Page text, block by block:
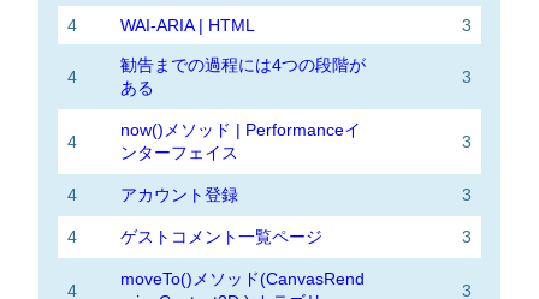
4 WAI-ARIA | HTML 3
4
勧告までの過程には4つの段階が
ある
3
4
now()メソッド | Performanceイ
ンターフェイス
3
4 アカウント登録 3
4 ゲストコメント一覧ページ 3
4
moveTo()メソッド(CanvasRend
3